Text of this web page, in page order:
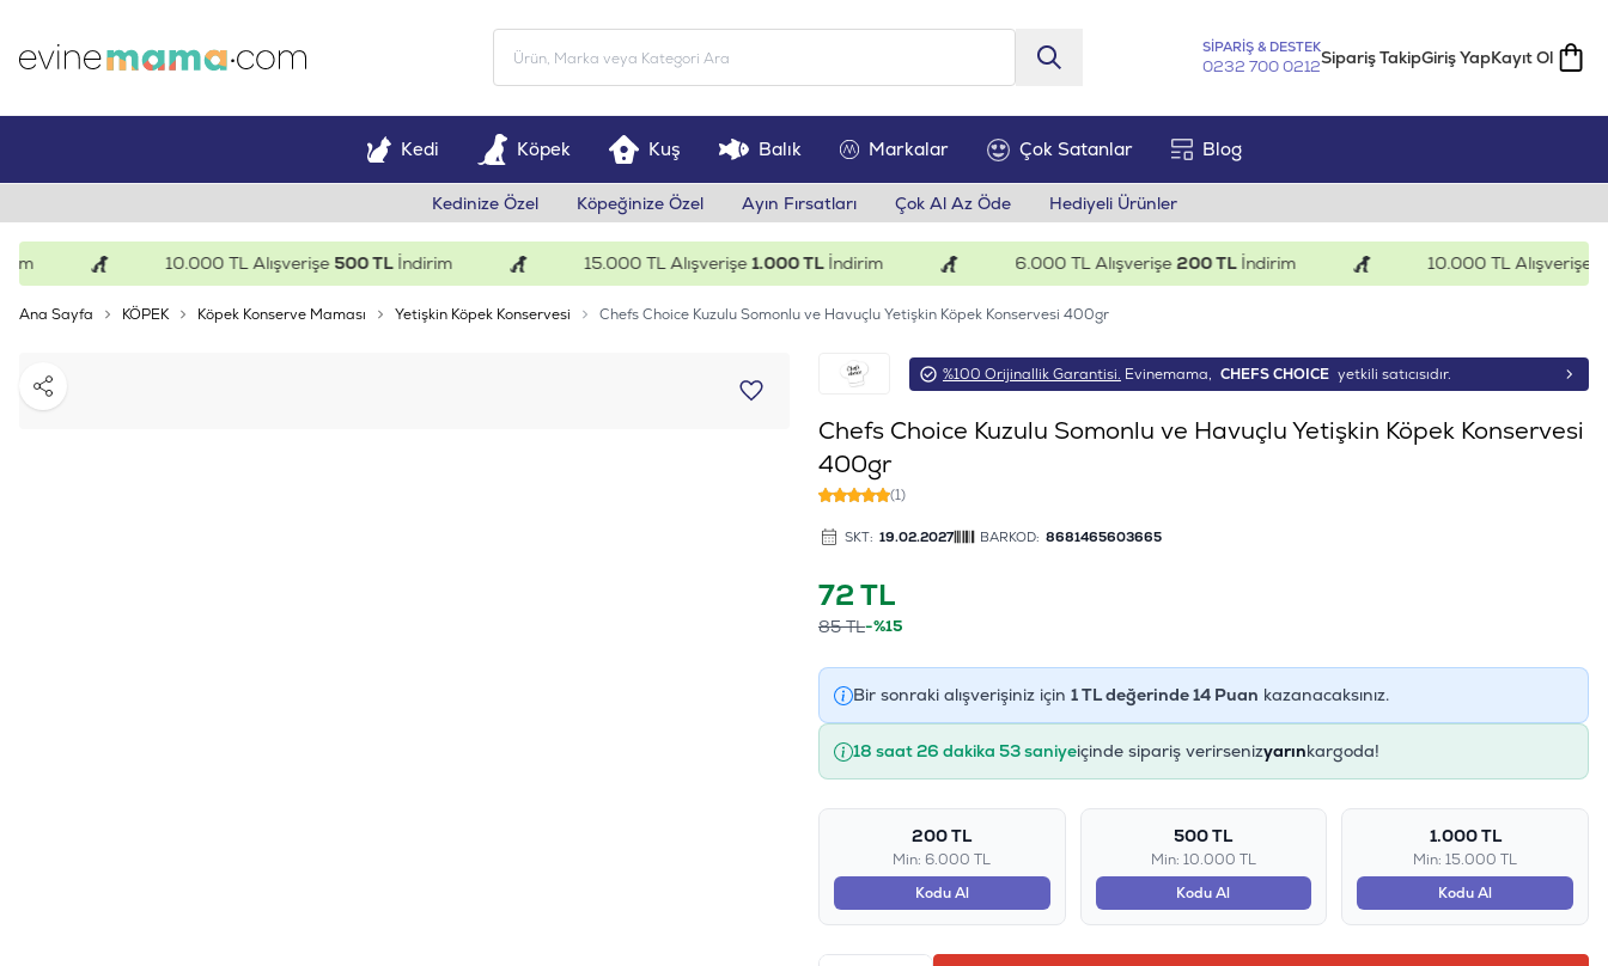
SİPARİŞ & DESTEK
0232 700 0212Sipariş TakipGiriş YapKayıt Ol
Kedi Köpek Kuş Balık Markalar Çok Satanlar Blog
Kedinize Özel Köpeğinize Özel Ayın Fırsatları Çok Al Az Öde Hediyeli Ürünler
10.000 TL Alışverişe500 TLİndirim 15.000 TL Alışverişe1.000 TLİndirim 6.000 TL Alışverişe200 TLİndirim 10.000 TL Alışverişe500
Ana Sayfa KÖPEK Köpek Konserve Maması Yetişkin Köpek Konservesi Chefs Choice Kuzulu Somonlu ve Havuçlu Yetişkin Köpek Konservesi 400gr
Paylaş
%100 Orijinallik Garantisi. Evinemama, CHEFS CHOICE yetkili satıcısıdır.
Chefs Choice Kuzulu Somonlu ve Havuçlu Yetişkin Köpek Konservesi
400gr
(1)
SKT: 19.02.2027 BARKOD: 8681465603665
72TL
85TL-%15
Bir sonraki alışverişiniz için 1TL değerinde14Puan kazanacaksınız.
18 saat 26 dakika 52 saniyeiçinde sipariş verirsenizyarınkargoda!
200 TL
Min: 6.000 TL
Kodu Al
500 TL
Min: 10.000 TL
Kodu Al
1.000 TL
Min: 15.000 TL
Kodu Al